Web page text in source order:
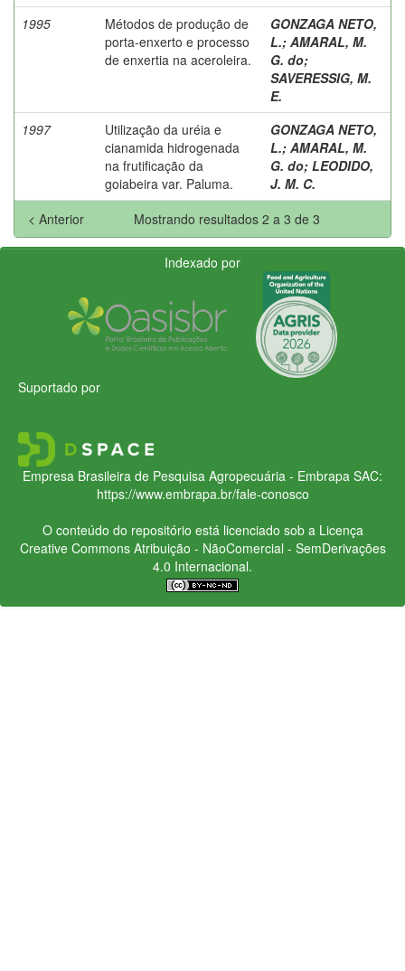
1995
Métodos de produção de
porta-enxerto e processo
de enxertia na aceroleira.
GONZAGA NETO,
L.; AMARAL, M.
G. do;
SAVERESSIG, M.
E.
1997
Utilização da uréia e
cianamida hidrogenada
na frutificação da
goiabeira var. Paluma.
GONZAGA NETO,
L.; AMARAL, M.
G. do; LEODIDO,
J. M. C.
Mostrando resultados 2 a 3 de 3
< Anterior
Indexado por
Suportado por
Empresa Brasileira de Pesquisa Agropecuária - Embrapa SAC:
https://www.embrapa.br/fale-conosco
O conteúdo do repositório está licenciado sob a Licença
Creative CommonsAtribuição - NãoComercial - SemDerivações
4.0 Internacional.